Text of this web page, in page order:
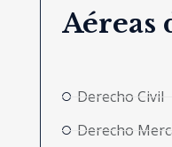
Aéreas
Derecho Civil
Derecho